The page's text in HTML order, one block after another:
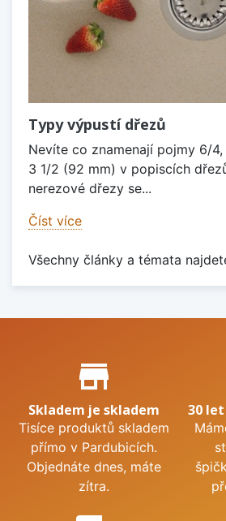
Typy výpustí dřezů
Nevíte co znamenají pojmy 6/
3 1/2 (92 mm) v popiscích
nerezové dřezy se...
Číst více
Všechny články a témata
Proč nakupovat u nás?
store_mall_directory
Skladem je skladem
Tisíce produktů skladem
přímo v Pardubicích.
Objednáte dnes, máte
zítra.
30